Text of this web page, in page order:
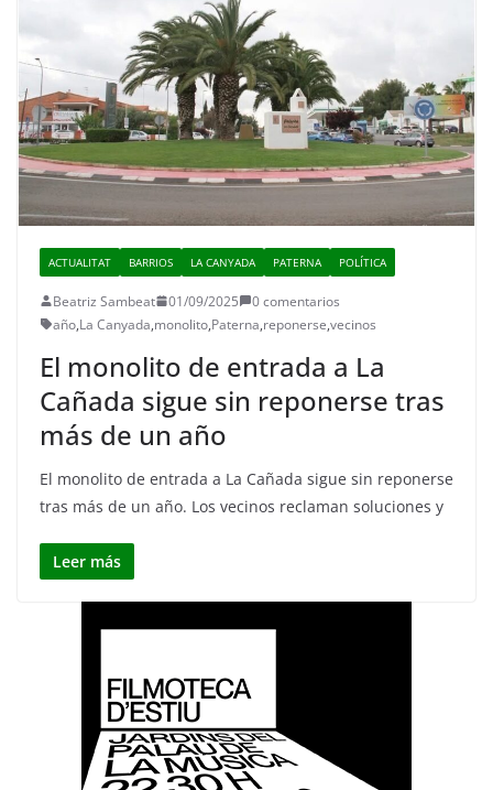
ACTUALITAT BARRIOS LA CANYADA PATERNA POLÍTICA
Beatriz Sambeat 01/09/2025
0 comentarios
año,La Canyada,monolito,Paterna,reponerse,vecinos
El monolito de entrada a La
Cañada sigue sin reponerse tras
más de un año
El monolito de entrada a La Cañada sigue sin reponerse
tras más de un año. Los vecinos reclaman soluciones y
Leer más